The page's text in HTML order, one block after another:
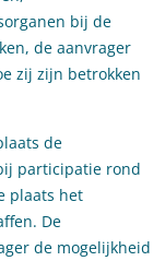
bij de
de aanvrager
zij zijn betrokken
de
participatie rond
plaats het
De
de mogelijkheid